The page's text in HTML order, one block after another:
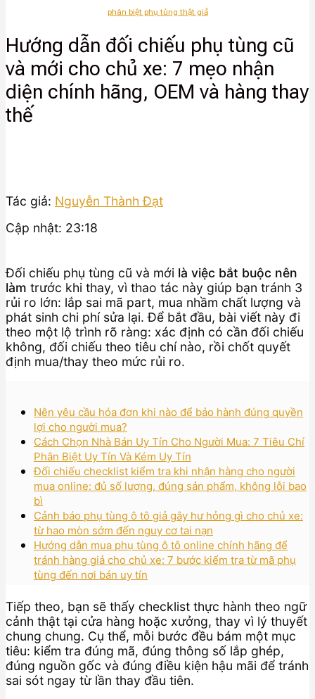
phân biệt phụ tùng thật giả
Hướng dẫn đối chiếu phụ tùng cũ
và mới cho chủ xe: 7 mẹo nhận
diện chính hãng, OEM và hàng thay
thế
Tác giả: Nguyễn Thành Đạt
Cập nhật: 23:18
Đối chiếu phụ tùng cũ và mới là việc bắt buộc nên
làm trước khi thay, vì thao tác này giúp bạn tránh 3
rủi ro lớn: lắp sai mã part, mua nhầm chất lượng và
phát sinh chi phí sửa lại. Để bắt đầu, bài viết này đi
theo một lộ trình rõ ràng: xác định có cần đối chiếu
không, đối chiếu theo tiêu chí nào, rồi chốt quyết
định mua/thay theo mức rủi ro.
Nên yêu cầu hóa đơn khi nào để bảo hành đúng quyền
lợi cho người mua?
Cách Chọn Nhà Bán Uy Tín Cho Người Mua: 7 Tiêu Chí
Phân Biệt Uy Tín Và Kém Uy Tín
Đối chiếu checklist kiểm tra khi nhận hàng cho người
mua online: đủ số lượng, đúng sản phẩm, không lỗi bao
bì
Cảnh báo phụ tùng ô tô giả gây hư hỏng gì cho chủ xe:
từ hao mòn sớm đến nguy cơ tai nạn
Hướng dẫn mua phụ tùng ô tô online chính hãng để
tránh hàng giả cho chủ xe: 7 bước kiểm tra từ mã phụ
tùng đến nơi bán uy tín
Tiếp theo, bạn sẽ thấy checklist thực hành theo ngữ
cảnh thật tại cửa hàng hoặc xưởng, thay vì lý thuyết
chung chung. Cụ thể, mỗi bước đều bám một mục
tiêu: kiểm tra đúng mã, đúng thông số lắp ghép,
đúng nguồn gốc và đúng điều kiện hậu mãi để tránh
sai sót ngay từ lần thay đầu tiên.